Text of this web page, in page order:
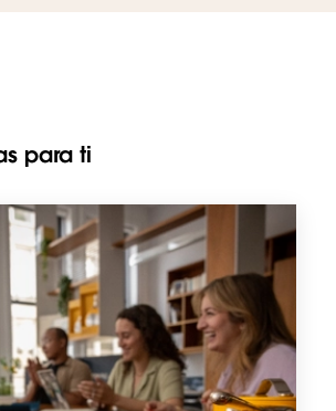
para ti